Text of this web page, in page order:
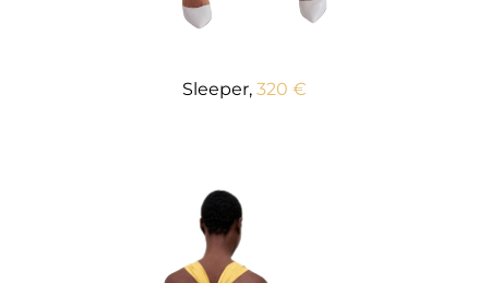
Sleeper, 320 €